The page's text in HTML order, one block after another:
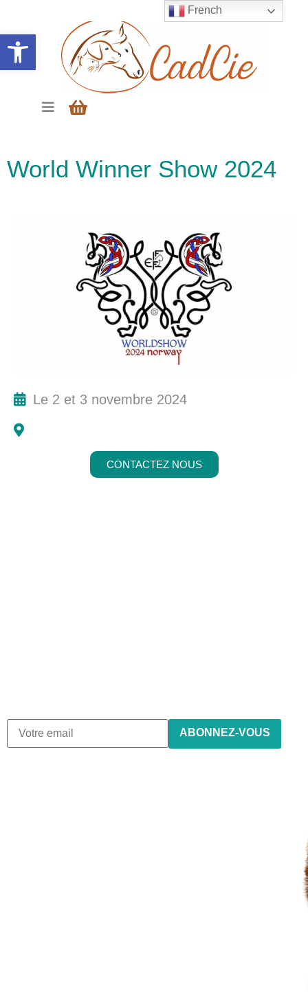
Ouvrir la barre d’outils
World Winner Show 2024
Le 2 et 3 novembre 2024
CONTACTEZ NOUS
French